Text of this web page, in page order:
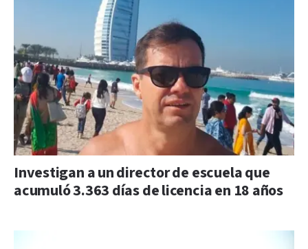
Investigan a un director de escuela que
acumuló 3.363 días de licencia en 18 años